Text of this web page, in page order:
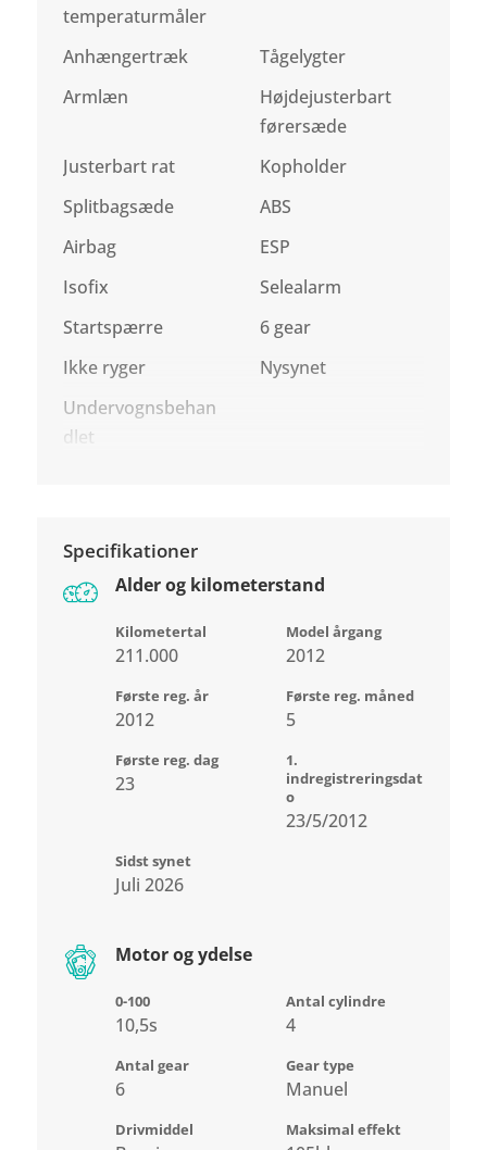
temperaturmåler
Anhængertræk
Tågelygter
Armlæn
Højdejusterbart
førersæde
Justerbart rat
Kopholder
Splitbagsæde
ABS
Airbag
ESP
Isofix
Selealarm
Startspærre
6 gear
Ikke ryger
Nysynet
Undervognsbehan
dlet
Specifikationer
Alder og kilometerstand
Kilometertal
211.000
Model årgang
2012
Første reg. år
2012
Første reg. måned
5
Første reg. dag
23
1.
indregistreringsdat
o
23/5/2012
Sidst synet
Juli 2026
Motor og ydelse
0-100
10,5s
Antal cylindre
4
Antal gear
6
Gear type
Manuel
Drivmiddel Maksimal effekt